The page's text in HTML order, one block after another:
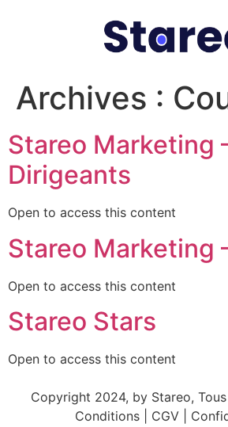
Archives :
Stareo Marketing
Dirigeants
Open to access this content
Stareo Marketing
Open to access this content
Stareo Stars
Open to access this content
Copyright 2024, by Stareo,
Conditions | CGV |